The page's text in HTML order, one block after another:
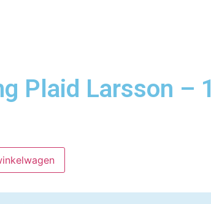
Plaid Larsson –